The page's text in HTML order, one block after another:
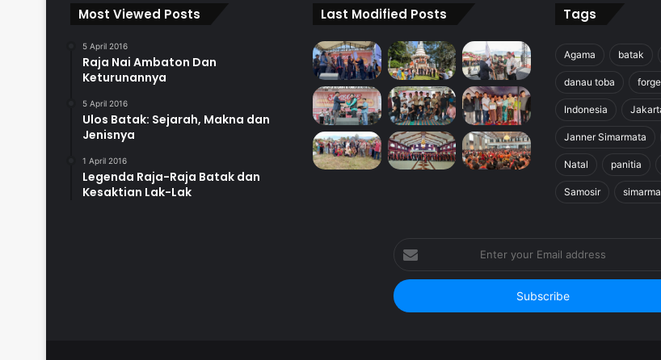
Most Viewed Posts
5 April 2016
Raja Nai Ambaton Dan
Keturunannya
5 April 2016
Ulos Batak: Sejarah, Makna dan
Jenisnya
1 April 2016
Legenda Raja-Raja Batak dan
Kesaktian Lak-Lak
Last Modified Posts Tags
Agama batak
danau toba
Indonesia
Janner Simarmata
Natal panitia
Samosir
your
Email
address